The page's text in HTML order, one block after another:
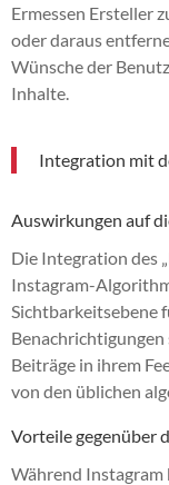
Ermessen Ersteller
oder daraus
Wünsche der
Inhalte.
Integration mit
Auswirkungen auf
Die Integration des
Instagram-
Sichtbarkeitsebene
Beiträge in ihrem
von den üblichen
Vorteile gegenüber
Während Instagram